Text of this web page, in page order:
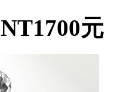
NT1700元